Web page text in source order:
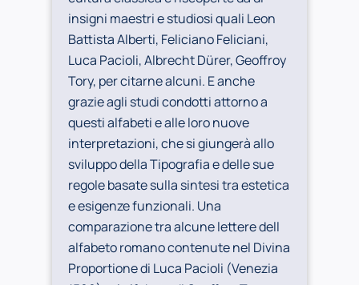
insigni maestri e studiosi quali Leon
Battista Alberti, Feliciano Feliciani,
Luca Pacioli, Albrecht Dürer, Geoffroy
Tory, per citarne alcuni. E anche
grazie agli studi condotti attorno a
questi alfabeti e alle loro nuove
interpretazioni, che si giungerà allo
sviluppo della Tipografia e delle sue
regole basate sulla sintesi tra estetica
e esigenze funzionali. Una
comparazione tra alcune lettere dell
alfabeto romano contenute nel Divina
Proportione di Luca Pacioli (Venezia